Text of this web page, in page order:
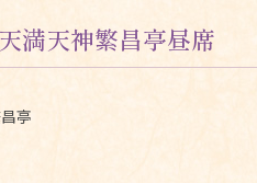
天満天神繁昌亭昼席
亭